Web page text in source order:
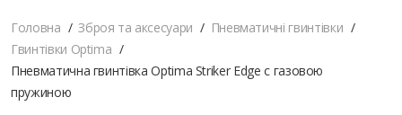
Головна Зброя та аксесуари
Пневматичні гвинтівки
Гвинтівки Optima
Пневматична гвинтівка Optima Striker Edge c газовою
пружиною